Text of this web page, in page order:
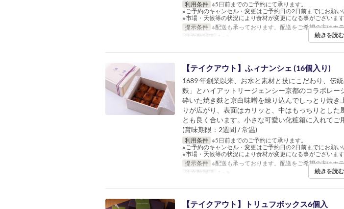
利用条件 ※5日前までのご予約にて承ります。
※ご予約のキャンセル・変更はご予約日の2日前までにお願い
※市場・天候等の状況により食材が変更になる事がございます
提示条件 ※配送も承っております。配送をご希望の方はホ
注文数制限
1 ~ 5 続きを読む
【テイクアウト】ふィナンシェ (16個入り)
1689 年創業以来、お水と素材と技にこだわり、伝
麩」とハイアットリージェンシー京都のコラボレー
砕いた焼き麩と京白味噌を練り込んでしっとり焼
りが広がり、表面はカリッと、中はもっちりとし
とも良く合います。小さな可愛い化粧箱に入れてご
(賞味期限：2週間 / 常温)
利用条件 ※5日前までのご予約にて承ります。
※ご予約のキャンセル・変更はご予約日の2日前までにお願い
※市場・天候等の状況により食材が変更になる事がございます
提示条件 ※配送も承っております。配送をご希望の方はホ
注文数制限
1 ~ 5 続きを読む
【テイクアウト】トリュフボックス6個入